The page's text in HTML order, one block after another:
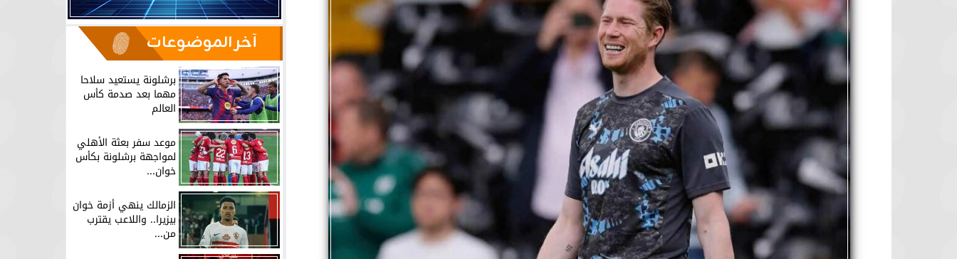
آخر الموضوعات
برشلونة يستعيد سلاحا
مهما بعد صدمة كأس
العالم
موعد سفر بعثة الأهلي
لمواجهة برشلونة بكأس
خوان...
الزمالك ينهي أزمة خوان
بيزيرا.. واللاعب يقترب
من...